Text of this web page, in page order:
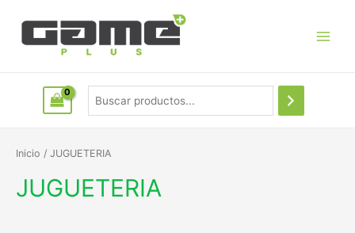
Inicio / JUGUETERIA
JUGUETERIA